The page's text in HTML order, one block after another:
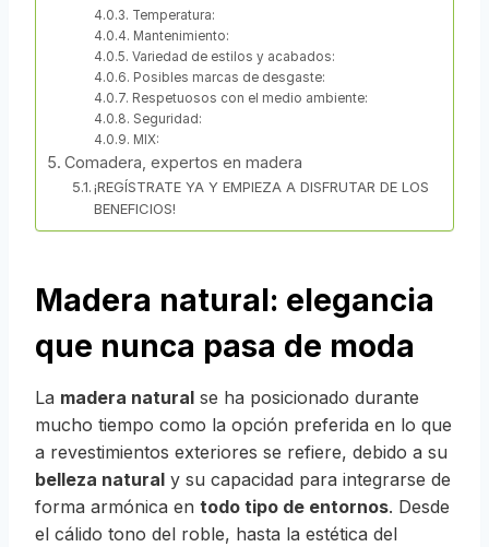
Temperatura:
Mantenimiento:
Variedad de estilos y acabados:
Posibles marcas de desgaste:
Respetuosos con el medio ambiente:
Seguridad:
MIX:
Comadera, expertos en madera
¡REGÍSTRATE YA Y EMPIEZA A DISFRUTAR DE LOS
BENEFICIOS!
Madera natural: elegancia
que nunca pasa de moda
La madera natural se ha posicionado durante
mucho tiempo como la opción preferida en lo que
a revestimientos exteriores se refiere, debido a su
belleza natural y su capacidad para integrarse de
forma armónica en todo tipo de entornos. Desde
el cálido tono del roble, hasta la estética del